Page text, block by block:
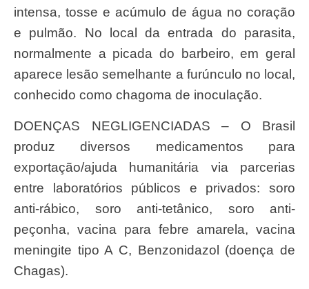
intensa, tosse e acúmulo de água no coração
e pulmão. No local da entrada do parasita,
normalmente a picada do barbeiro, em geral
aparece lesão semelhante a furúnculo no local,
conhecido como chagoma de inoculação.
DOENÇAS NEGLIGENCIADAS – O Brasil
produz diversos medicamentos para
exportação/ajuda humanitária via parcerias
entre laboratórios públicos e privados: soro
anti-rábico, soro anti-tetânico, soro anti-
peçonha, vacina para febre amarela, vacina
meningite tipo A C, Benzonidazol (doença de
Chagas).